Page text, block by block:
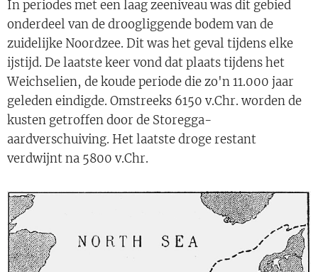
In periodes met een laag zeeniveau was dit gebied
onderdeel van de droogliggende bodem van de
zuidelijke Noordzee. Dit was het geval tijdens elke
ijstijd. De laatste keer vond dat plaats tijdens het
Weichselien, de koude periode die zo'n 11.000 jaar
geleden eindigde. Omstreeks 6150 v.Chr. worden de
kusten getroffen door de Storegga-
aardverschuiving. Het laatste droge restant
verdwijnt na 5800 v.Chr.